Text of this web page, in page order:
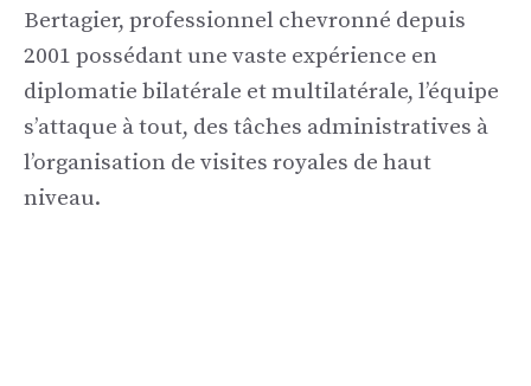
Bertagier, professionnel chevronné depuis
2001 possédant une vaste expérience en
diplomatie bilatérale et multilatérale, l’équipe
s’attaque à tout, des tâches administratives à
l’organisation de visites royales de haut
niveau.